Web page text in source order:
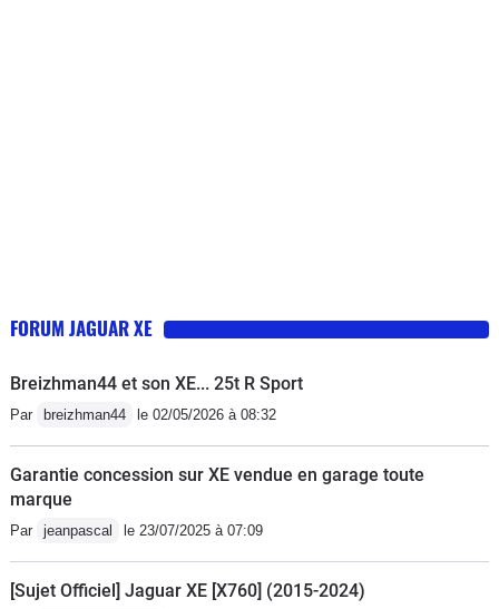
FORUM JAGUAR XE
Breizhman44 et son XE... 25t R Sport
Par breizhman44 le 02/05/2026 à 08:32
Garantie concession sur XE vendue en garage toute
marque
Par jeanpascal le 23/07/2025 à 07:09
[Sujet Officiel] Jaguar XE [X760] (2015-2024)